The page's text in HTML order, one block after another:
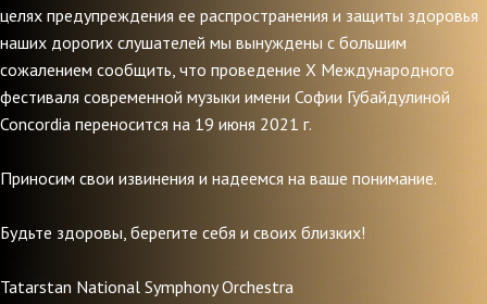
целях предупреждения ее распространения и защиты здоровья
наших дорогих слушателей мы вынуждены с большим
сожалением сообщить, что проведение X Международного
фестиваля современной музыки имени Софии Губайдулиной
Concordia переносится на 19 июня 2021 г.
Приносим свои извинения и надеемся на ваше понимание.
Будьте здоровы, берегите себя и своих близких!
Tatarstan National Symphony Orchestra